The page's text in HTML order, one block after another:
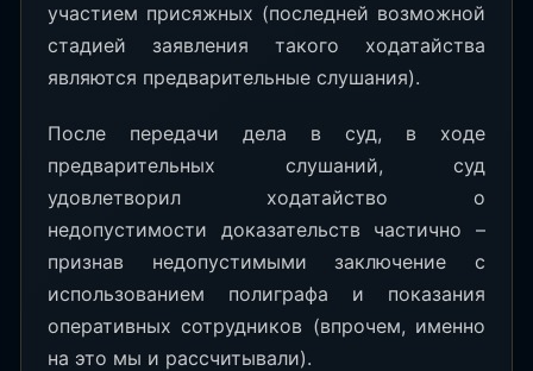
участием присяжных (последней возможной
стадией заявления такого ходатайства
являются предварительные слушания).
После передачи дела в суд, в ходе
предварительных слушаний, суд
удовлетворил ходатайство о
недопустимости доказательств частично –
признав недопустимыми заключение с
использованием полиграфа и показания
оперативных сотрудников (впрочем, именно
на это мы и рассчитывали).